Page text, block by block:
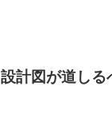
設計図が道しる